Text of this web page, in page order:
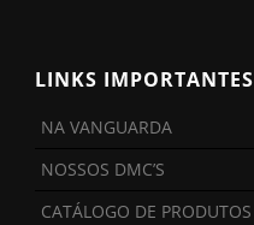
LINKS IMPORTANTES
NA VANGUARDA
NOSSOS DMC’S
CATÁLOGO DE PRODUTOS